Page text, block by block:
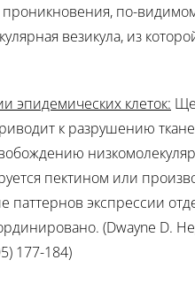
по-
везикула, из
эпидемических клеток:
к разрушению
пектином или
паттернов экспрессии
(Dwayne D.
177-184)